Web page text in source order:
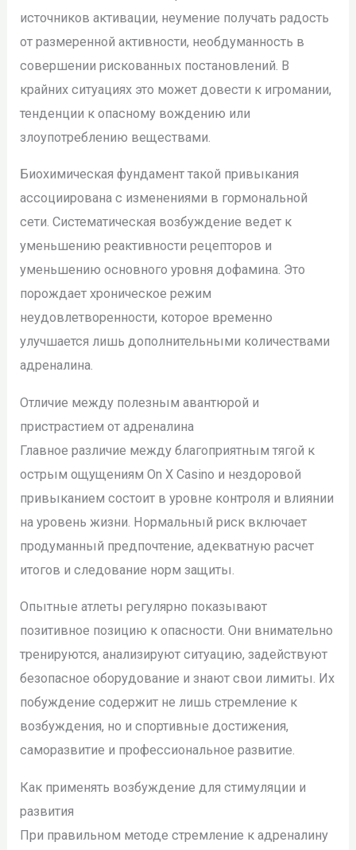
источников активации, неумение получать радость
от размеренной активности, необдуманность в
совершении рискованных постановлений. В
крайних ситуациях это может довести к игромании,
тенденции к опасному вождению или
злоупотреблению веществами.
Биохимическая фундамент такой привыкания
ассоциирована с изменениями в гормональной
сети. Систематическая возбуждение ведет к
уменьшению реактивности рецепторов и
уменьшению основного уровня дофамина. Это
порождает хроническое режим
неудовлетворенности, которое временно
улучшается лишь дополнительными количествами
адреналина.
Отличие между полезным авантюрой и
пристрастием от адреналина
Главное различие между благоприятным тягой к
острым ощущениям On X Casino и нездоровой
привыканием состоит в уровне контроля и влиянии
на уровень жизни. Нормальный риск включает
продуманный предпочтение, адекватную расчет
итогов и следование норм защиты.
Опытные атлеты регулярно показывают
позитивное позицию к опасности. Они внимательно
тренируются, анализируют ситуацию, задействуют
безопасное оборудование и знают свои лимиты. Их
побуждение содержит не лишь стремление к
возбуждения, но и спортивные достижения,
саморазвитие и профессиональное развитие.
Как применять возбуждение для стимуляции и
развития
При правильном методе стремление к адреналину